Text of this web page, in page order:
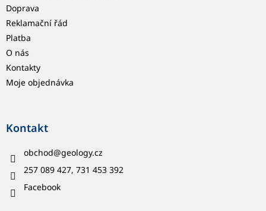
Doprava
Reklamační řád
Platba
O nás
Kontakty
Moje objednávka
Kontakt
obchod@geology.cz
257 089 427, 731 453 392
Facebook